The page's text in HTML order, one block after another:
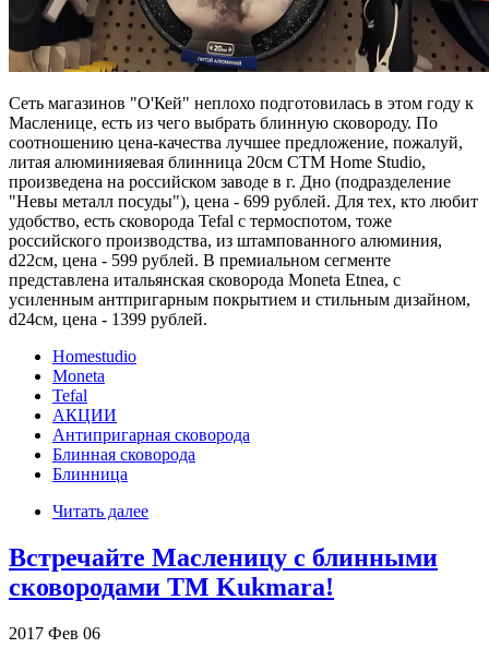
Cеть магазинов "О'Кей" неплохо подготовилась в этом году к
Масленице, есть из чего выбрать блинную сковороду. По
соотношению цена-качества лучшее предложение, пожалуй,
литая алюминияевая блинница 20см СТМ Home Studio,
произведена на российском заводе в г. Дно (подразделение
"Невы металл посуды"), цена - 699 рублей. Для тех, кто любит
удобство, есть сковорода Tefal с термоспотом, тоже
российского производства, из штампованного алюминия,
d22см, цена - 599 рублей. В премиальном сегменте
представлена итальянская сковорода Moneta Etnea, с
усиленным антпригарным покрытием и стильным дизайном,
d24см, цена - 1399 рублей.
Homestudio
Moneta
Tefal
АКЦИИ
Антипригарная сковорода
Блинная сковорода
Блинница
Читать далее
Встречайте Масленицу с блинными
сковородами ТМ Kukmara!
2017 Фев 06